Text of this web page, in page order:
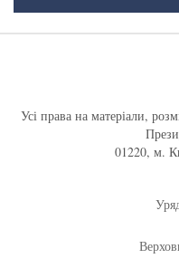
Усі права на матеріали,
01220, м.